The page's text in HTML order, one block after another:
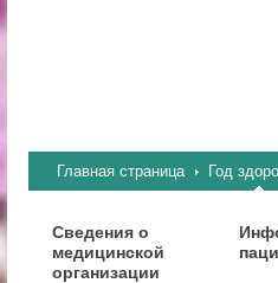
Главная страница Год
Сведения о
медицинской
организации